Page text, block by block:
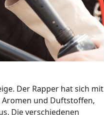
Der Rapper hat sich mit
und Duftstoffen,
Die verschiedenen